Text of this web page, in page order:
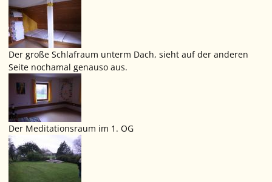
Der große Schlafraum unterm Dach, sieht auf der anderen
Seite nochamal genauso aus.
Der Meditationsraum im 1. OG